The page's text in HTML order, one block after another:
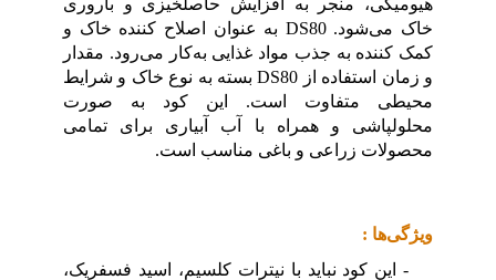
هیومیکی، منجر به افزایش حاصلخیزی و باروری
خاک می‌شود. DS80 به عنوان اصلاح کننده خاک و
کمک کننده به جذب مواد غذایی به‌کار می‌رود. مقدار
و زمان استفاده از DS80 بسته به نوع خاک و شرایط
محیطی متفاوت است. این کود به صورت
محلولپاشی و همراه با آب آبیاری برای تمامی
محصولات زراعی و باغی مناسب است.
ویژگی‌ها :
- این کود نباید با نیترات کلسیم، اسید فسفریک،